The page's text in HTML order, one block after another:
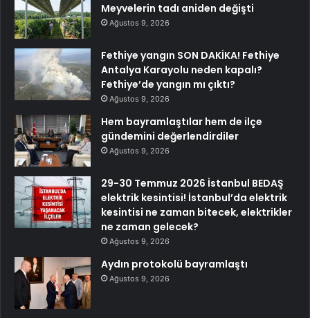
Meyvelerin tadı aniden değişti
Ağustos 9, 2026
Fethiye yangın SON DAKİKA! Fethiye
Antalya Karayolu neden kapalı?
Fethiye’de yangın mı çıktı?
Ağustos 9, 2026
Hem bayramlaştılar hem de ilçe
gündemini değerlendirdiler
Ağustos 9, 2026
29-30 Temmuz 2026 İstanbul BEDAŞ
elektrik kesintisi! İstanbul’da elektrik
kesintisi ne zaman bitecek, elektrikler
ne zaman gelecek?
Ağustos 9, 2026
Aydın protokolü bayramlaştı
Ağustos 9, 2026